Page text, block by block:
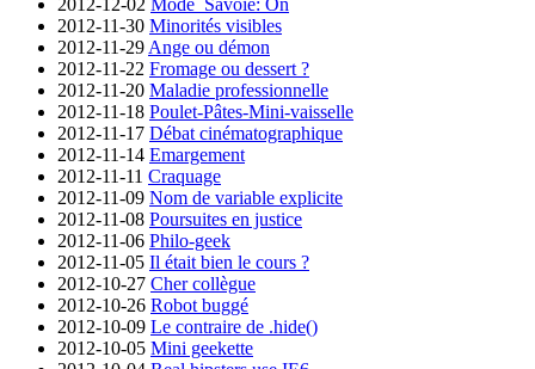
2012-11-30 Minorités visibles
2012-11-29 Ange ou démon
2012-11-22 Fromage ou dessert ?
2012-11-20 Maladie professionnelle
2012-11-18 Poulet-Pâtes-Mini-vaisselle
2012-11-17 Débat cinématographique
2012-11-14 Emargement
2012-11-11 Craquage
2012-11-09 Nom de variable explicite
2012-11-08 Poursuites en justice
2012-11-06 Philo-geek
2012-11-05 Il était bien le cours ?
2012-10-27 Cher collègue
2012-10-26 Robot buggé
2012-10-09 Le contraire de .hide()
2012-10-05 Mini geekette